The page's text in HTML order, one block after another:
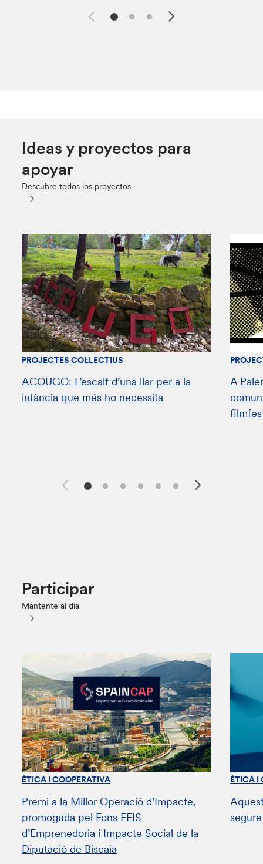
Ideas y proyectos para
apoyar
Descubre todos los proyectos
PROJECTES COL·LECTIUS
ACOUGO: L’escalf d’una llar per a la
infància que més ho necessita
A
Participar
Mantente al día
ÈTICA I COOPERATIVA
Premi a la Millor Operació d’Impacte,
promoguda pel Fons FEIS
d’Emprenedoria i Impacte Social de la
Diputació de Biscaia
ÈTICA I